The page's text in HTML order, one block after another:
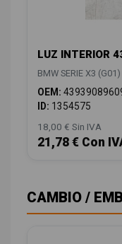
LUZ INTERIOR
BMW SERIE X3
OEM:
ID: 1354575
18,00 € Sin IVA
21,78 € Con
CAMBIO /